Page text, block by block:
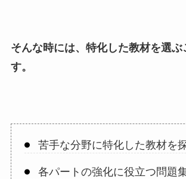
そんな時には、特化した教材を選ぶ
す。
苦手な分野に特化した教材を
各パートの強化に役立つ問題